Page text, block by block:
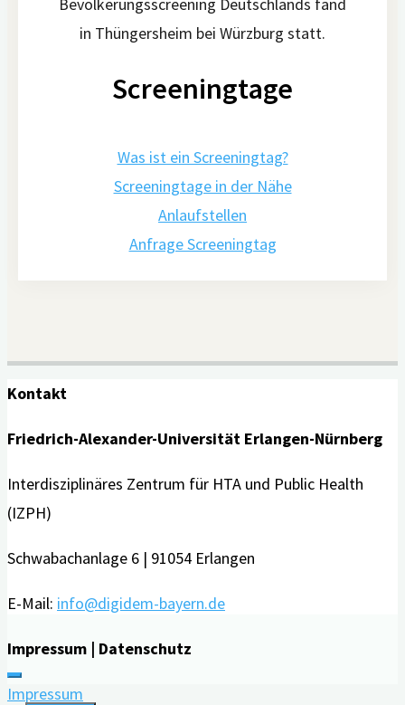
Screeningtage
Was ist ein Screeningtag?
Screeningtage in der Nähe
Anlaufstellen
Anfrage Screeningtag
Kontakt
Friedrich-Alexander-Universität Erlangen-Nürnberg
Interdisziplinäres Zentrum für HTA und Public Health
(IZPH)
Schwabachanlage 6 | 91054 Erlangen
E-Mail: info@digidem-bayern.de
Impressum | Datenschutz
Impressum